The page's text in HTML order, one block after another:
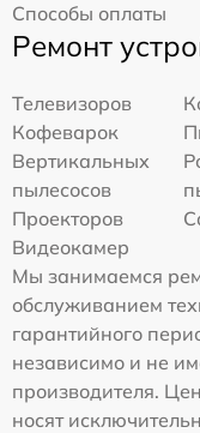
Способы оплаты
Ремонт
Телевизоров
Кофеварок
Вертикальных
пылесосов
Проекторов
Видеокамер
Мы занимаемся
обслуживанием
гарантийного
независимо и не
производителя.
носят